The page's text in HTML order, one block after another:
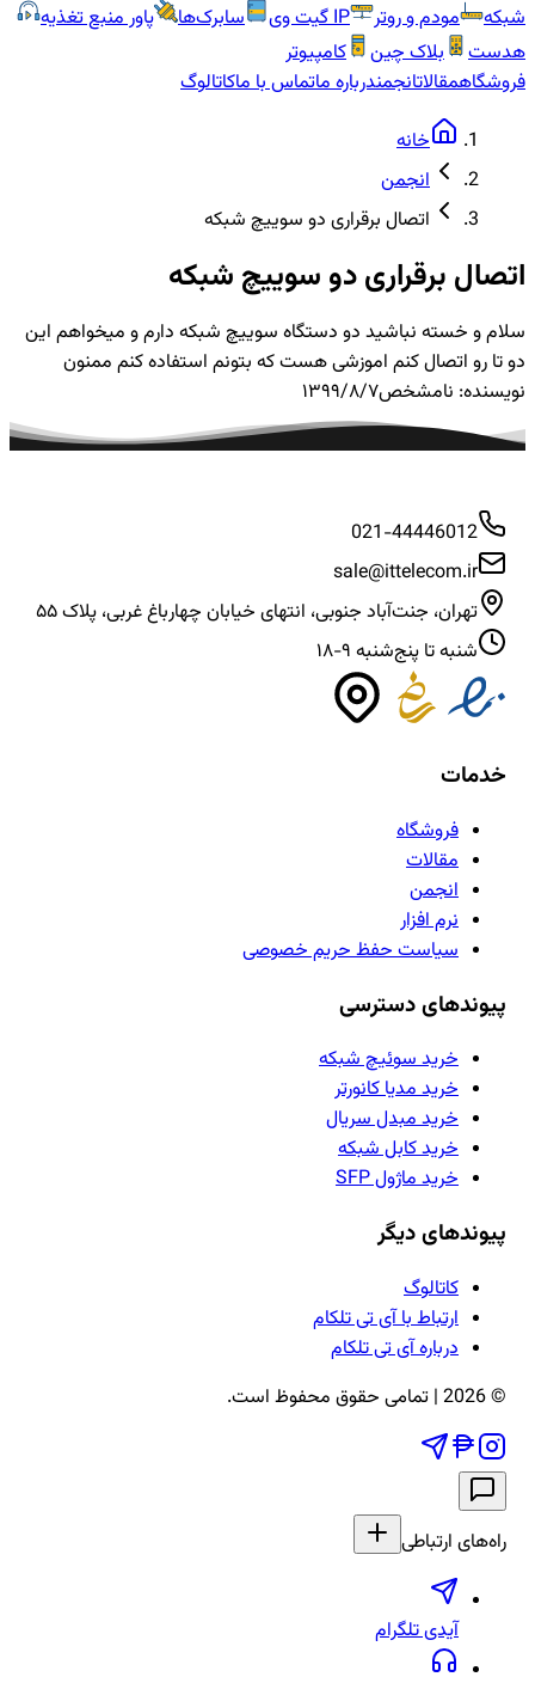
شبکه
مودم و روتر IP گیت وی سابرک‌ها
پاور منبع تغذیه
هدست
بلاک چین
کامپیوتر
فروشگاهمقالاتانجمندرباره ماتماس با ماکاتالوگ
خانه
انجمن
اتصال برقراری دو سوییچ شبکه
اتصال برقراری دو سوییچ شبکه
سلام و خسته نباشید دو دستگاه سوییچ شبکه دارم و میخواهم این
دو تا رو اتصال کنم اموزشی هست که بتونم استفاده کنم ممنون
نویسنده: نامشخص۱۳۹۹/۸/۷
021-44446012
sale@ittelecom.ir
تهران، جنت‌آباد جنوبی، انتهای خیابان چهارباغ غربی، پلاک ۵۵
شنبه تا پنج‌شنبه ۹-۱۸
خدمات
فروشگاه
مقالات
انجمن
نرم افزار
سیاست حفظ حریم خصوصی
پیوندهای دسترسی
خرید سوئیچ شبکه
خرید مدیا کانورتر
خرید مبدل سریال
خرید کابل شبکه
خرید ماژول SFP
پیوندهای دیگر
کاتالوگ
ارتباط با آی تی تلکام
درباره آی تی تلکام
©
2026 | تمامی حقوق محفوظ است.
راه‌های ارتباطی
آیدی تلگرام